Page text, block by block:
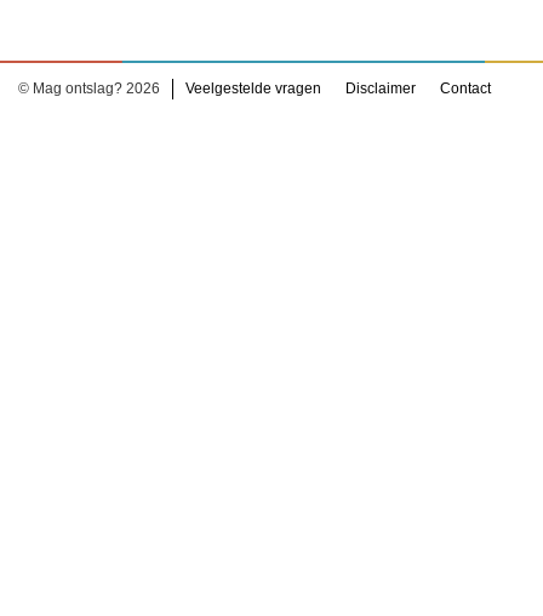
© Mag ontslag? 2026 Veelgestelde vragen Disclaimer Contact